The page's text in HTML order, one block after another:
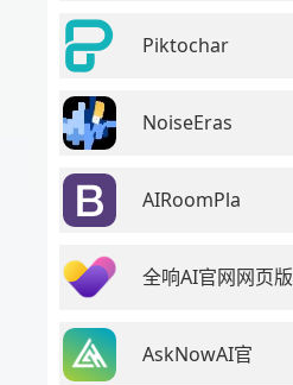
Piktochar
NoiseEras
AIRoomPla
全响AI官网网页版
AskNowAI官